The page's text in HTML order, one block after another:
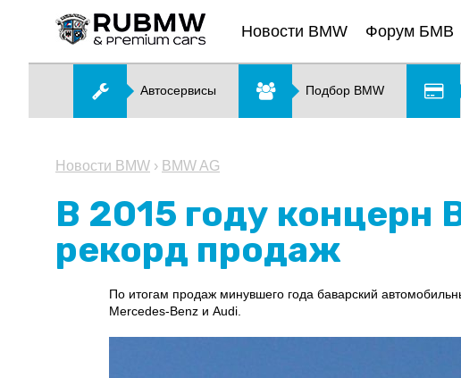
Новости BMW Форум БМВ
Автосервисы Подбор BMW
Новости BMW › BMW AG
В 2015 году концерн
рекорд продаж
По итогам продаж минувшего года баварский
Mercedes-Benz и Audi.